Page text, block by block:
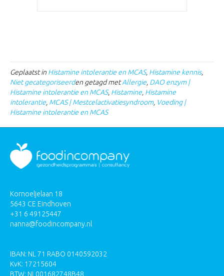
Geplaatst in Histamine intolerantie en MCAS, Histamine kennis,
Niet gecategoriseerden getagd metAllergie, DAO enzym |
Histamine intolerantie en MCAS, Histamine, Histamine
intolerantie, MCAS | Mestcelactivatiesyndroom, Voeding |
Histamine intolerantie en MCAS
Kornoeljelaan 18
5643 CE Eindhoven
+31 6 49125447
nanna@foodincompany.nl
IBAN: NL 71 RABO 0140592032
KvK: 17215604
BTW: NL001682748B48